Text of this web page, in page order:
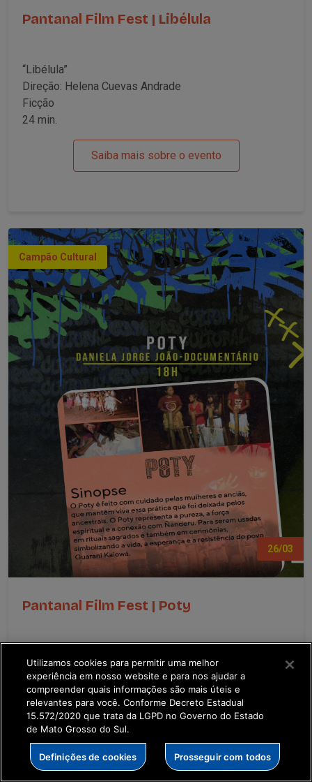
Pantanal Film Fest | Libélula
“Libélula”
Direção: Helena Cuevas Andrade
Ficção
24 min.
Saiba mais sobre o evento
Campão Cultural
26/03
Pantanal Film Fest | Poty
“Poty”
Direção: Daniela Jorge João
Documentário
7 min
Local: MIS - Museu da Imagem e do Som - AV
Fernando Correa da Costa, 559, 3º...
Saiba mais sobre o evento
Utilizamos cookies para permitir uma melhor
experiência em nosso website e para nos ajudar a
compreender quais informações são mais úteis e
relevantes para você. Conforme Decreto Estadual
15.572/2020 que trata da LGPD no Governo do Estado
de Mato Grosso do Sul.
Definições de cookies Prosseguir com todos